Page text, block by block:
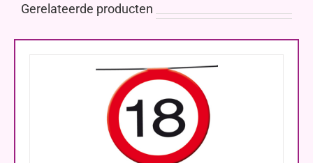
Gerelateerde producten